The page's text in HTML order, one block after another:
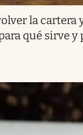
la cartera
qué sirve y